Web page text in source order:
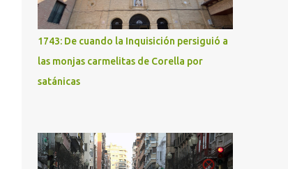
1743: De cuando la Inquisición persiguió a
las monjas carmelitas de Corella por
satánicas